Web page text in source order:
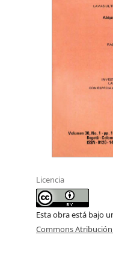
Licencia
Esta obra está bajo
Commons Atribución